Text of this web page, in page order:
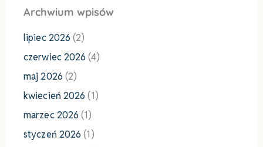
Archwium wpisów
lipiec 2026 (2)
czerwiec 2026 (4)
maj 2026 (2)
kwiecień 2026 (1)
marzec 2026 (1)
styczeń 2026 (1)